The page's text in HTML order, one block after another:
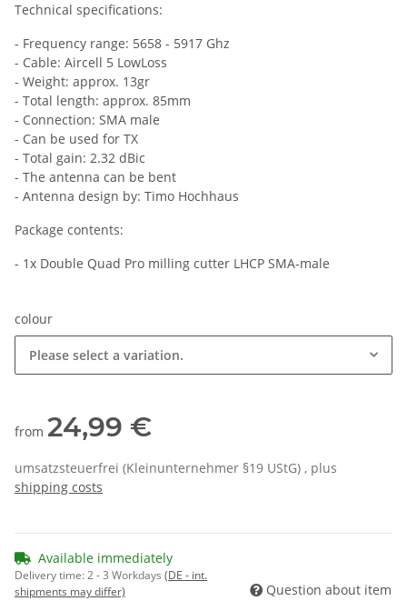
Technical specifications:
- Frequency range: 5658 - 5917 Ghz
- Cable: Aircell 5 LowLoss
- Weight: approx. 13gr
- Total length: approx. 85mm
- Connection: SMA male
- Can be used for TX
- Total gain: 2.32 dBic
- The antenna can be bent
- Antenna design by: Timo Hochhaus
Package contents:
- 1x Double Quad Pro milling cutter LHCP SMA-male
colour
Please select a variation.
from 24,99 €
umsatzsteuerfrei (Kleinunternehmer §19 UStG) , plus
shipping costs
Available immediately
Delivery time:2 - 3 Workdays (DE - int.
shipments may differ)
Question about item